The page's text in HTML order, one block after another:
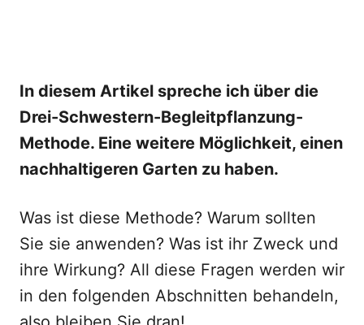
In diesem Artikel spreche ich über die
Drei-Schwestern-Begleitpflanzung-
Methode. Eine weitere Möglichkeit, einen
nachhaltigeren Garten zu haben.
Was ist diese Methode? Warum sollten
Sie sie anwenden? Was ist ihr Zweck und
ihre Wirkung? All diese Fragen werden wir
in den folgenden Abschnitten behandeln,